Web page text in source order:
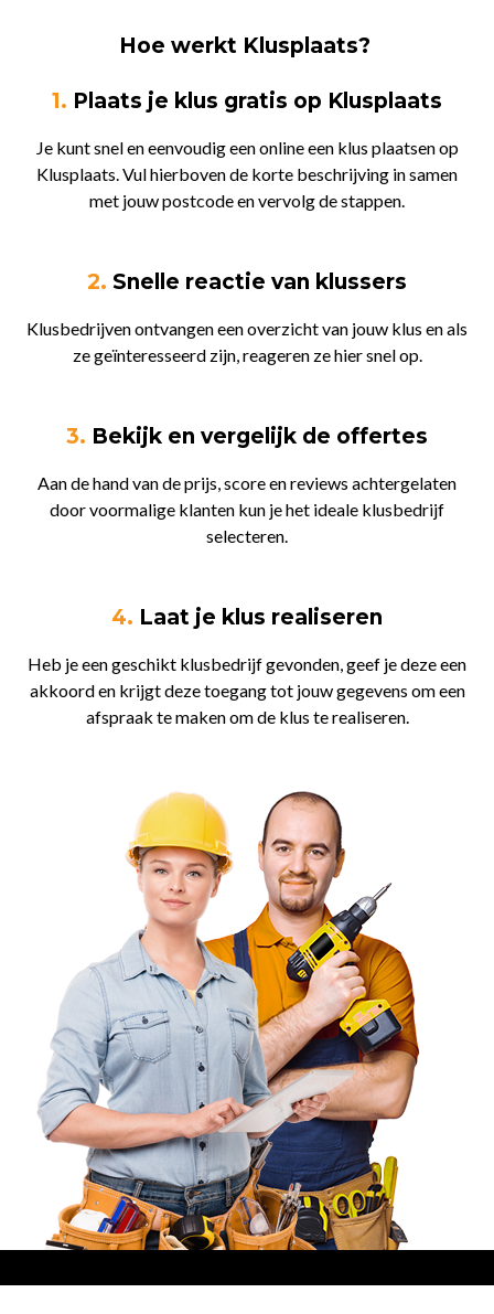
Hoe werkt Klusplaats?
1. Plaats je klus gratis op Klusplaats
Je kunt snel en eenvoudig een online een klus plaatsen op
Klusplaats. Vul hierboven de korte beschrijving in samen
met jouw postcode en vervolg de stappen.
2. Snelle reactie van klussers
Klusbedrijven ontvangen een overzicht van jouw klus en als
ze geïnteresseerd zijn, reageren ze hier snel op.
3. Bekijk en vergelijk de offertes
Aan de hand van de prijs, score en reviews achtergelaten
door voormalige klanten kun je het ideale klusbedrijf
selecteren.
4. Laat je klus realiseren
Heb je een geschikt klusbedrijf gevonden, geef je deze een
akkoord en krijgt deze toegang tot jouw gegevens om een
afspraak te maken om de klus te realiseren.